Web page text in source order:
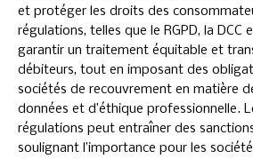
et protéger les droits des
régulations, telles que le RGPD, la DCC
garantir un traitement équitable et
débiteurs, tout en imposant des
sociétés de recouvrement en matière
données et d’éthique professionnelle.
régulations peut entraîner des
soulignant l’importance pour les